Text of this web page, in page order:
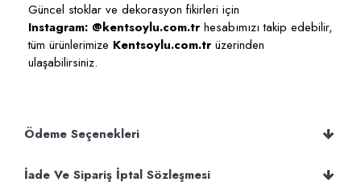
Güncel stoklar ve dekorasyon fikirleri için
Instagram: @kentsoylu.com.trhesabımızı takip edebilir,
tüm ürünlerimize Kentsoylu.com.trüzerinden
ulaşabilirsiniz.
Ödeme Seçenekleri
İade Ve Sipariş İptal Sözleşmesi